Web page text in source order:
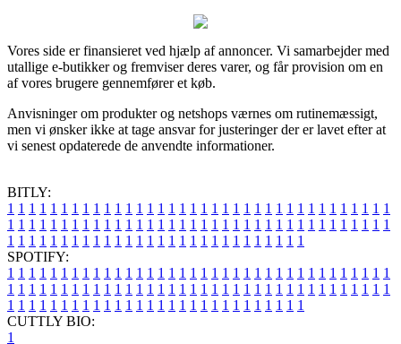
Vores side er finansieret ved hjælp af annoncer. Vi samarbejder med
utallige e-butikker og fremviser deres varer, og får provision om en
af vores brugere gennemfører et køb.
Anvisninger om produkter og netshops værnes om rutinemæssigt,
men vi ønsker ikke at tage ansvar for justeringer der er lavet efter at
vi senest opdaterede de anvendte informationer.
BITLY:
1 1 1 1 1 1 1 1 1 1 1 1 1 1 1 1 1 1 1 1 1 1 1 1 1 1 1 1 1 1 1 1 1 1 1 1
1 1 1 1 1 1 1 1 1 1 1 1 1 1 1 1 1 1 1 1 1 1 1 1 1 1 1 1 1 1 1 1 1 1 1 1
1 1 1 1 1 1 1 1 1 1 1 1 1 1 1 1 1 1 1 1 1 1 1 1 1 1 1 1
SPOTIFY:
1 1 1 1 1 1 1 1 1 1 1 1 1 1 1 1 1 1 1 1 1 1 1 1 1 1 1 1 1 1 1 1 1 1 1 1
1 1 1 1 1 1 1 1 1 1 1 1 1 1 1 1 1 1 1 1 1 1 1 1 1 1 1 1 1 1 1 1 1 1 1 1
1 1 1 1 1 1 1 1 1 1 1 1 1 1 1 1 1 1 1 1 1 1 1 1 1 1 1 1
CUTTLY BIO:
1